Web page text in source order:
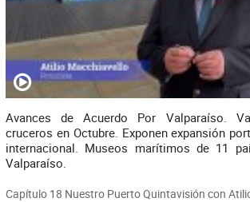
Avances de Acuerdo Por Valparaíso.
cruceros en Octubre. Exponen expansión
internacional. Museos marítimos de 11
Valparaíso.
Capítulo 18 Nuestro Puerto Quintavisión con